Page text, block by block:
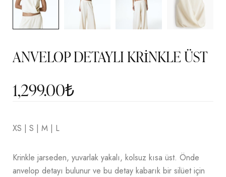
ANVELOP DETAYLI KRİNKLE ÜST
1,299.00₺
XS | S | M | L
Krinkle jarseden, yuvarlak yakalı, kolsuz kısa üst. Önde
anvelop detayı bulunur ve bu detay kabarık bir silüet için